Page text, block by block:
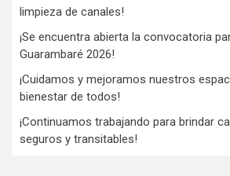
limpieza de canales!
¡Se encuentra abierta la convocatoria
Guarambaré 2026!
¡Cuidamos y mejoramos nuestros
bienestar de todos!
¡Continuamos trabajando para brindar
seguros y transitables!